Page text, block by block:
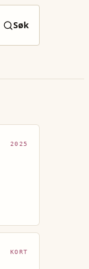
Søk
2025
KORT